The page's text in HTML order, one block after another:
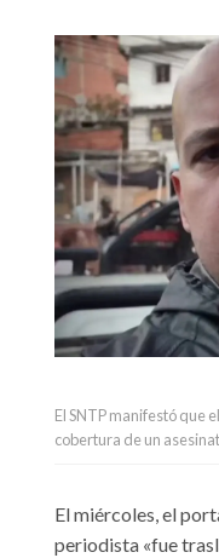
El SNTP manifestó que
cobertura de un
El miércoles, el
periodista «fue